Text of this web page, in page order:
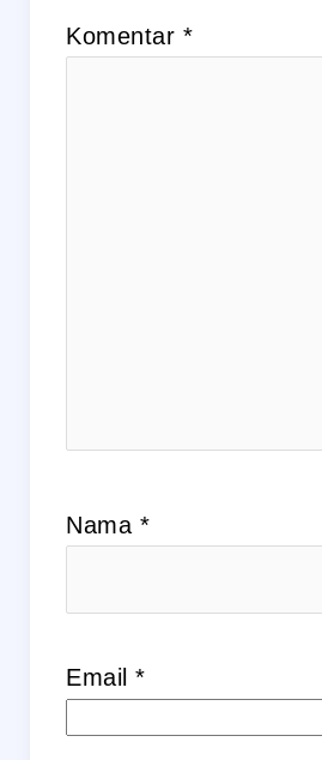
Komentar *
Nama *
Email *